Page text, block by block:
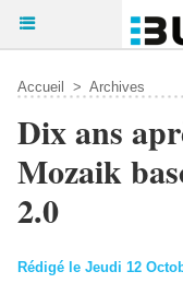
Accueil > Archives
Dix ans
Mozaik
2.0
Rédigé le Jeudi 12